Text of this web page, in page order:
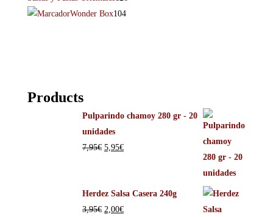
Wonder Box104
Products
Pulparindo chamoy 280 gr - 20
unidades
7,95€ 5,95€
Herdez Salsa Casera 240g
3,95€ 2,00€